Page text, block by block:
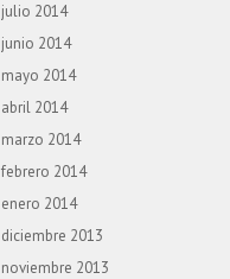
julio 2014
junio 2014
mayo 2014
abril 2014
marzo 2014
febrero 2014
enero 2014
diciembre 2013
noviembre 2013